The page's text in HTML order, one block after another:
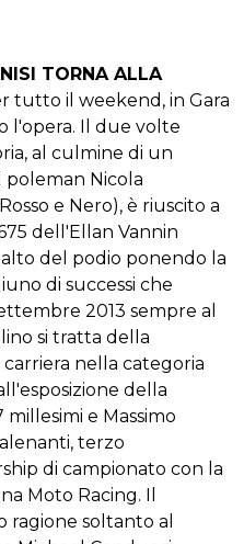
TORNA ALLA
tutto il weekend, in Gara
l'opera. Il due volte
al culmine di un
Nicola
e Nero), è riuscito a
dell'Ellan Vannin
del podio ponendo la
di successi che
2013 sempre al
si tratta della
nella categoria
della
millesimi e Massimo
terzo
di campionato con la
Moto Racing. Il
ragione soltanto al